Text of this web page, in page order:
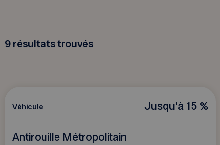
9résultats trouvés
Jusqu'à 15 %
Véhicule
Antirouille Métropolitain